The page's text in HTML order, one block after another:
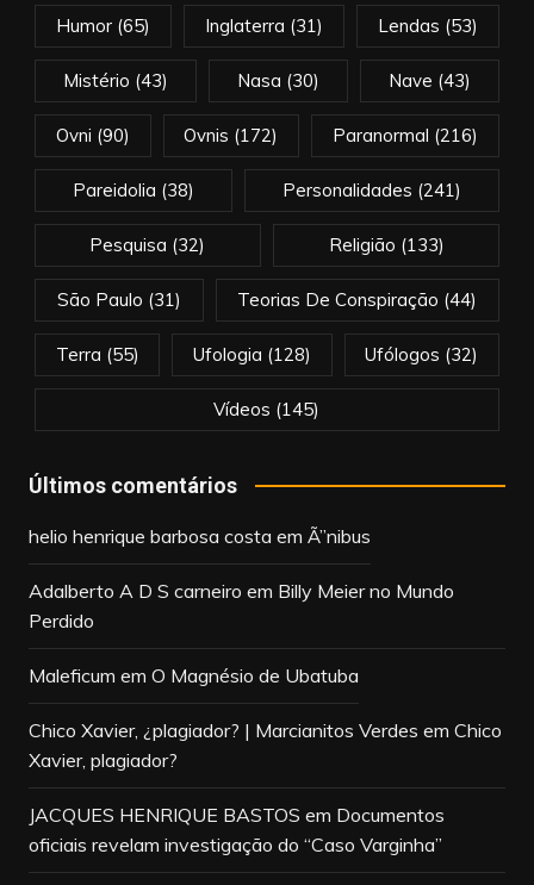
Humor(65) Inglaterra (31) Lendas (53)
Mistério (43) Nasa (30) Nave (43)
Ovni (90) Ovnis (172) Paranormal (216)
Pareidolia (38) Personalidades (241)
Pesquisa (32) Religião (133)
São Paulo (31) Teorias De Conspiração (44)
Terra (55) Ufologia (128) Ufólogos (32)
Vídeos (145)
Últimos comentários
helio henrique barbosa costa em Ã”nibus
Adalberto A D S carneiro em Billy Meier no Mundo
Perdido
Maleficum em O Magnésio de Ubatuba
Chico Xavier, ¿plagiador? | Marcianitos Verdes em Chico
Xavier, plagiador?
JACQUES HENRIQUE BASTOS em Documentos
oficiais revelam investigação do “Caso Varginha”